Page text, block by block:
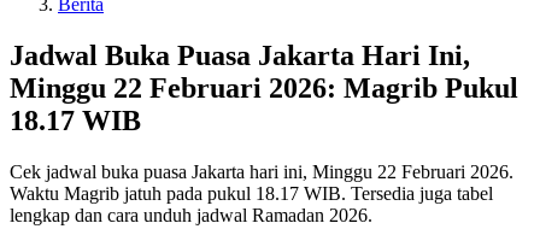
Berita
Jadwal Buka Puasa Jakarta Hari Ini,
Minggu 22 Februari 2026: Magrib Pukul
18.17 WIB
Cek jadwal buka puasa Jakarta hari ini, Minggu 22 Februari 2026.
Waktu Magrib jatuh pada pukul 18.17 WIB. Tersedia juga tabel
lengkap dan cara unduh jadwal Ramadan 2026.